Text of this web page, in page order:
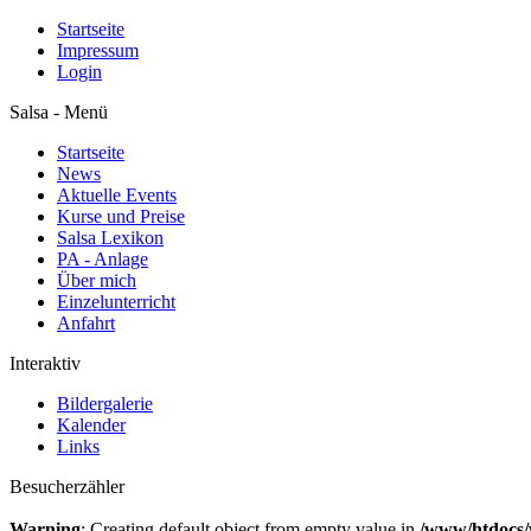
Startseite
Impressum
Login
Salsa - Menü
Startseite
News
Aktuelle Events
Kurse und Preise
Salsa Lexikon
PA - Anlage
Über mich
Einzelunterricht
Anfahrt
Interaktiv
Bildergalerie
Kalender
Links
Besucherzähler